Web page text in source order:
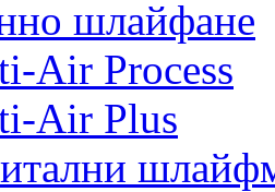
шлайфане
Air Process
Air Plus